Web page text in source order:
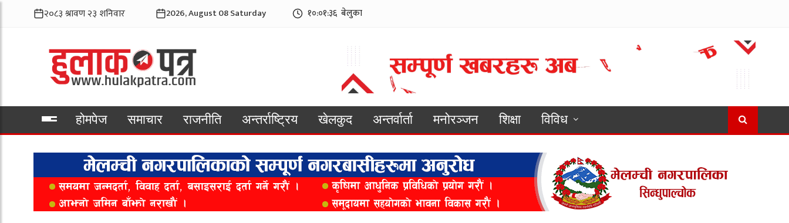
2026, August 08 Saturday १०:०१:३८ बेलुका
होमपेज समाचार राजनीति अन्तर्राष्ट्रिय खेलकुद अन्तर्वार्ता मनोरञ्जन शिक्षा
विविध